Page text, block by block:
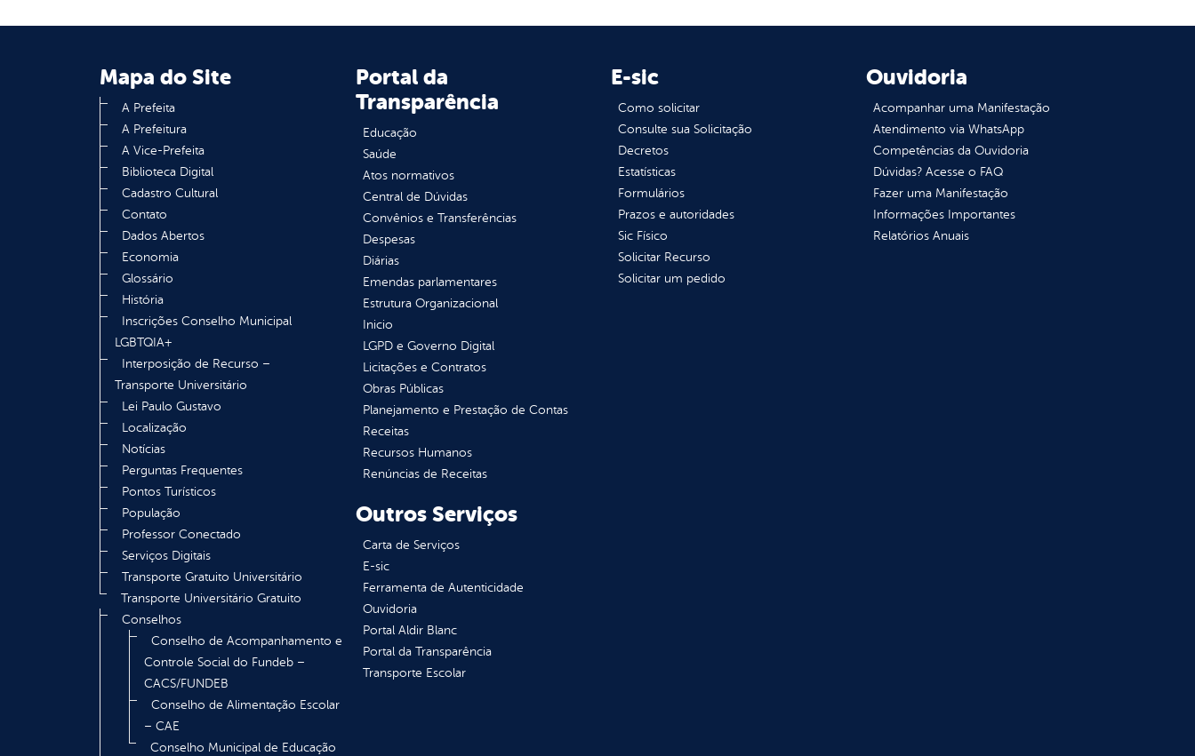
Mapa do Site
A Prefeita
A Prefeitura
A Vice-Prefeita
Biblioteca Digital
Cadastro Cultural
Contato
Dados Abertos
Economia
Glossário
História
Inscrições Conselho Municipal
LGBTQIA+
Interposição de Recurso –
Transporte Universitário
Lei Paulo Gustavo
Localização
Notícias
Perguntas Frequentes
Pontos Turísticos
População
Professor Conectado
Serviços Digitais
Transporte Gratuito Universitário
Transporte Universitário Gratuito
Conselhos
Conselho de Acompanhamento e
Controle Social do Fundeb –
CACS/FUNDEB
Conselho de Alimentação Escolar
– CAE
Conselho Municipal de Educação
Portal da
Transparência
Educação
Saúde
Atos normativos
Central de Dúvidas
Convênios e Transferências
Despesas
Diárias
Emendas parlamentares
Estrutura Organizacional
Inicio
LGPD e Governo Digital
Licitações e Contratos
Obras Públicas
Planejamento e Prestação de Contas
Receitas
Recursos Humanos
Renúncias de Receitas
E-sic
Como solicitar
Consulte sua Solicitação
Decretos
Estatísticas
Formulários
Prazos e autoridades
Sic Físico
Solicitar Recurso
Solicitar um pedido
Ouvidoria
Acompanhar uma Manifestação
Atendimento via WhatsApp
Competências da Ouvidoria
Dúvidas? Acesse o FAQ
Fazer uma Manifestação
Informações Importantes
Relatórios Anuais
Outros Serviços
Carta de Serviços
E-sic
Ferramenta de Autenticidade
Ouvidoria
Portal Aldir Blanc
Portal da Transparência
Transporte Escolar